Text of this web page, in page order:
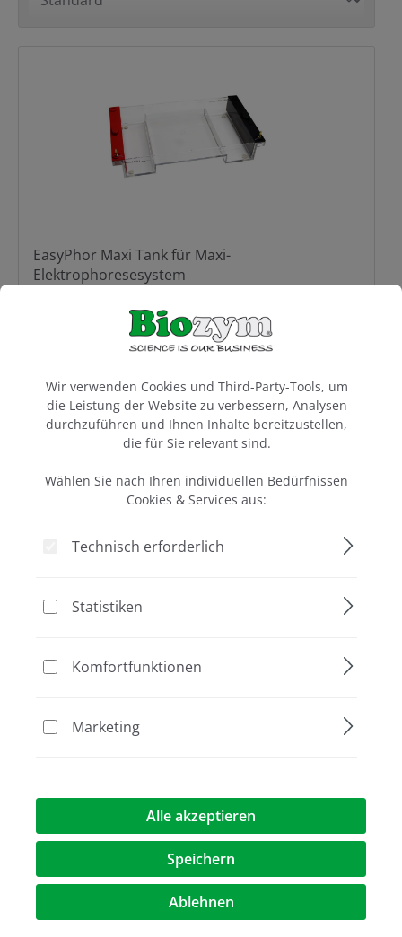
EasyPhor Maxi Tank für Maxi-
Elektrophoresesystem
EasyPhor Maxi Deckel für Maxi-
Wir verwenden Cookies und Third-Party-Tools, um
die Leistung der Website zu verbessern, Analysen
durchzuführen und Ihnen Inhalte bereitzustellen,
die für Sie relevant sind.
Wählen Sie nach Ihren individuellen Bedürfnissen
Cookies & Services aus:
Technisch erforderlich
Statistiken
Komfortfunktionen
Marketing
Alle akzeptieren
Speichern
Ablehnen